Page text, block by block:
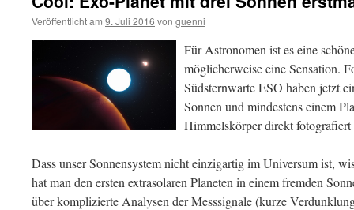
Veröffentlicht am 9. Juli 2016 von guenni
Für Astronomen ist es eine
möglicherweise eine Sensation.
Südsternwarte ESO haben jetzt
Sonnen und mindestens einem
Himmelskörper direkt
Dass unser Sonnensystem nicht einzigartig im Universum ist,
hat man den ersten extrasolaren Planeten in einem fremden
über komplizierte Analysen der Messsignale (kurze